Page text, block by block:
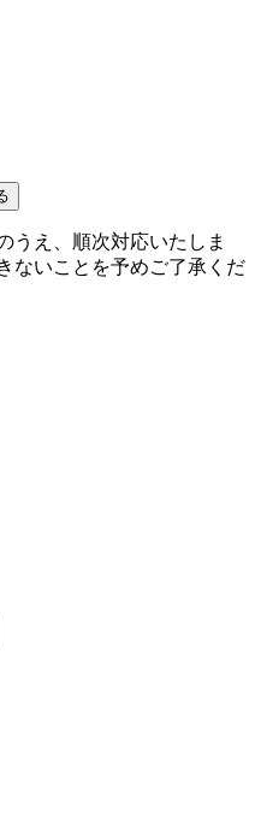
うえ、順次対応いたしま
ないことを予めご了承くだ